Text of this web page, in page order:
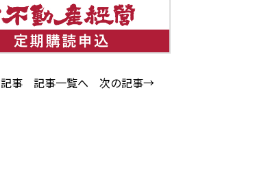
事 記事一覧へ 次の記事→